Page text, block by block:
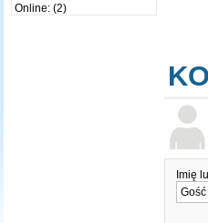
Online: (2)
Imię